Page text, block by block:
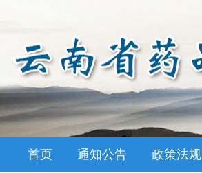
首页 通知公告 政策法规